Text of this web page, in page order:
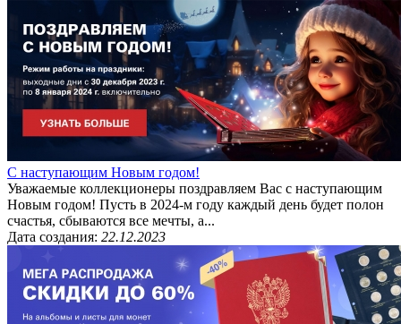
С наступающим Новым годом!
Уважаемые коллекционеры поздравляем Вас с наступающим
Новым годом! Пусть в 2024-м году каждый день будет полон
счастья, сбываются все мечты, а...
Дата создания: 22.12.2023